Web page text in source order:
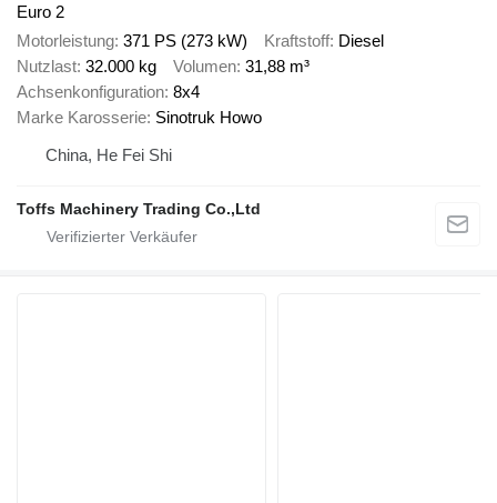
Euro 2
Motorleistung 371 PS (273 kW) Kraftstoff Diesel
Nutzlast 32.000 kg Volumen 31,88 m³
Achsenkonfiguration 8x4
Marke Karosserie Sinotruk Howo
China, He Fei Shi
Toffs Machinery Trading Co.,Ltd